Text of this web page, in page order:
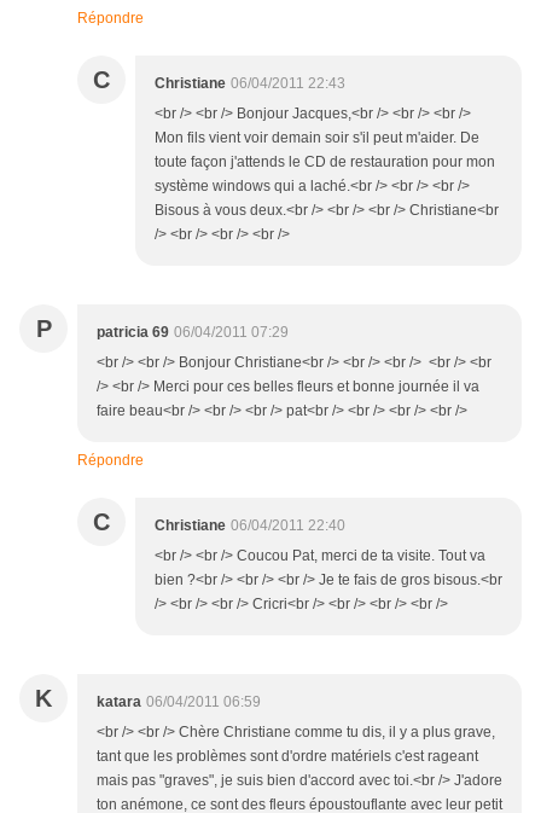
Répondre
C Christiane 06/04/2011 22:43
<br /> <br /> Bonjour Jacques,<br /> <br /> <br />
Mon fils vient voir demain soir s'il peut m'aider. De
toute façon j'attends le CD de restauration pour mon
système windows qui a laché.<br /> <br /> <br />
Bisous à vous deux.<br /> <br /> <br /> Christiane<br
/> <br /> <br /> <br />
P patricia 69 06/04/2011 07:29
<br /> <br /> Bonjour Christiane<br /> <br /> <br /> <br /> <br
/> <br /> Merci pour ces belles fleurs et bonne journée il va
faire beau<br /> <br /> <br /> pat<br /> <br /> <br /> <br />
Répondre
C Christiane 06/04/2011 22:40
<br /> <br /> Coucou Pat, merci de ta visite. Tout va
bien ?<br /> <br /> <br /> Je te fais de gros bisous.<br
/> <br /> <br /> Cricri<br /> <br /> <br /> <br />
K katara 06/04/2011 06:59
<br /> <br /> Chère Christiane comme tu dis, il y a plus grave,
tant que les problèmes sont d'ordre matériels c'est rageant
mais pas "graves", je suis bien d'accord avec toi.<br /> J'adore
ton anémone, ce sont des fleurs époustouflante avec leur petit